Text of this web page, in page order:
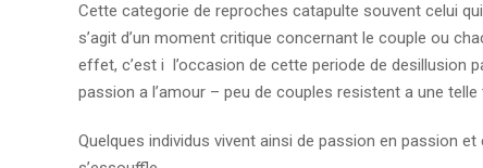
Cette categorie de reproches catapulte souvent celui
s’agit d’un moment critique concernant le couple ou
effet, c’est i l’occasion de cette periode de desillusion
passion a l’amour – peu de couples resistent a une
Quelques individus vivent ainsi de passion en passion